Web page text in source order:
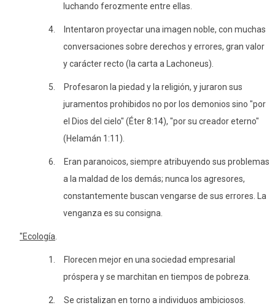
luchando ferozmente entre ellas.
4.
Intentaron proyectar una imagen noble, con muchas
conversaciones sobre derechos y errores, gran valor
y carácter recto (la carta a Lachoneus).
5.
Profesaron la piedad y la religión, y juraron sus
juramentos prohibidos no por los demonios sino "por
el Dios del cielo" (Éter 8:14), "por su creador eterno"
(Helamán 1:11).
6.
Eran paranoicos, siempre atribuyendo sus problemas
a la maldad de los demás; nunca los agresores,
constantemente buscan vengarse de sus errores.La
venganza es su consigna.
"Ecología
1.
Florecen mejor en una sociedad empresarial
próspera y se marchitan en tiempos de pobreza.
2. Se cristalizan en torno a individuos ambiciosos.